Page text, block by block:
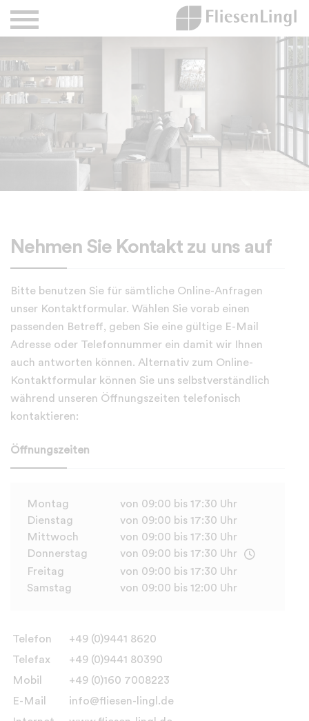
Nehmen Sie Kontakt zu uns auf
Bitte benutzen Sie für sämtliche Online-Anfragen
unser Kontaktformular. Wählen Sie vorab einen
passenden Betreff, geben Sie eine gültige E-Mail
Adresse oder Telefonnummer ein damit wir Ihnen
auch antworten können. Alternativ zum Online-
Kontaktformular können Sie uns selbstverständlich
während unseren Öffnungszeiten telefonisch
kontaktieren:
Öffnungszeiten
Montag
von 09:00 bis 17:30 Uhr
Dienstag
von 09:00 bis 17:30 Uhr
Mittwoch
von 09:00 bis 17:30 Uhr
Donnerstag
von 09:00 bis 17:30 Uhr
Freitag
von 09:00 bis 17:30 Uhr
Samstag
von 09:00 bis 12:00 Uhr
Telefon
+49 (0)9441 8620
Telefax
+49 (0)9441 80390
Mobil
+49 (0)160 7008223
E-Mail
info@fliesen-lingl.de